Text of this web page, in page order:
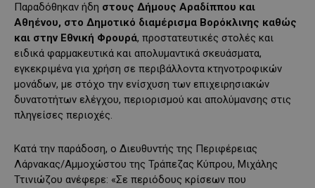
Παραδόθηκαν ήδη στους Δήμους Αραδίππου και
Αθηένου, στο Δημοτικό διαμέρισμα Βορόκλινης καθώς
και στην Εθνική Φρουρά, προστατευτικές στολές και
ειδικά φαρμακευτικά και απολυμαντικά σκευάσματα,
εγκεκριμένα για χρήση σε περιβάλλοντα κτηνοτροφικών
μονάδων, με στόχο την ενίσχυση των επιχειρησιακών
δυνατοτήτων ελέγχου, περιορισμού και απολύμανσης στις
πληγείσες περιοχές.
Κατά την παράδοση, ο Διευθυντής της Περιφέρειας
Λάρνακας/Αμμοχώστου της Τράπεζας Κύπρου, Μιχάλης
Ττινιώζου ανέφερε: «Σε περιόδους κρίσεων που